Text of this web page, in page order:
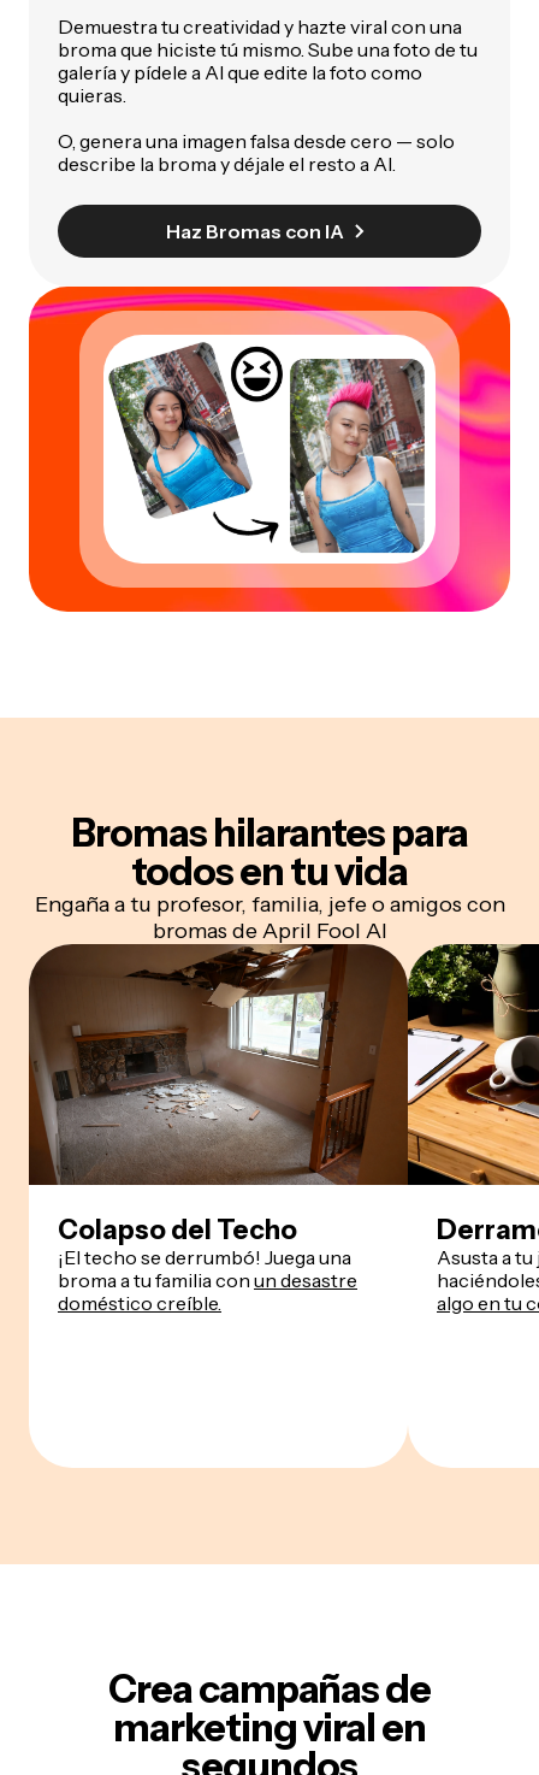
Demuestra tu creatividad y hazte viral con una
broma que hiciste tú mismo. Sube una foto de tu
galería y pídele a AI que edite la foto como
quieras.
O, genera una imagen falsa desde cero — solo
describe la broma y déjale el resto a AI.
Haz Bromas con IA
Bromas hilarantes para
todos en tu vida
Engaña a tu profesor, familia, jefe o amigos con
bromas de April Fool AI
Colapso del Techo
¡El techo se derrumbó! Juega una
broma a tu familia con un desastre
doméstico creíble.
Asusta a tu
algo en tu
Crea campañas de
marketing viral en
segundos